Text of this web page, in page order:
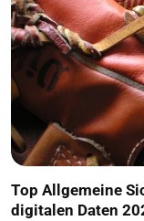
Top Allgemeine
digitalen Daten